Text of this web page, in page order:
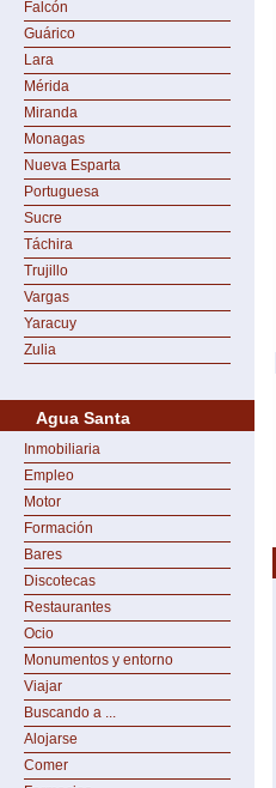
Falcón
Guárico
Lara
Mérida
Miranda
Monagas
Nueva Esparta
Portuguesa
Sucre
Táchira
Trujillo
Vargas
Yaracuy
Zulia
Agua Santa
Inmobiliaria
Empleo
Motor
Formación
Bares
Discotecas
Restaurantes
Ocio
Monumentos y entorno
Viajar
Buscando a ...
Alojarse
Comer